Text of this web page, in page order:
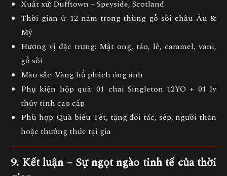
Xuất xứ: Dufftown – Speyside, Scotland
Thời gian ủ: 12 năm trong thùng gỗ sồi châu Âu &
Mỹ
Hương vị đặc trưng: Mật ong, táo, lê, caramel, vani,
gỗ sồi
Màu sắc: Vàng hổ phách óng ánh
Phụ kiện hộp quà: 01 chai Singleton 12YO + 01 ly
thủy tinh cao cấp
Phù hợp: Quà biếu Tết, tặng đối tác, sếp, người thân
hoặc thưởng thức tại gia
9. Kết luận – Sự ngọt ngào tinh tế của thời